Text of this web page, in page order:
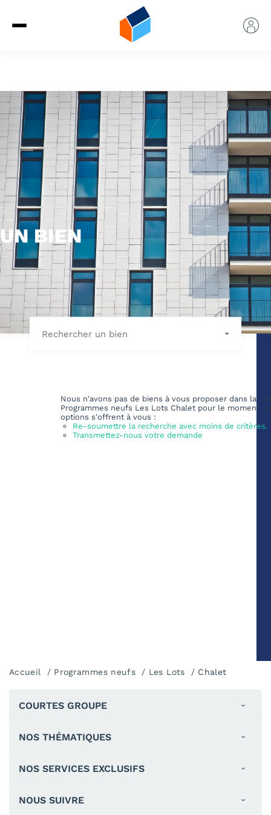
UN BIEN
Rechercher un bien
Nous n'avons pas de biens à vous proposer dans la
Programmes neufs Les Lots Chalet pour le moment ,
options s'offrent à vous :
Re-soumettre la recherche avec moins de critères.
Transmettez-nous votre demande
Accueil Programmes neufs Les Lots Chalet
COURTES GROUPE
NOS THÉMATIQUES
NOS SERVICES EXCLUSIFS
NOUS SUIVRE